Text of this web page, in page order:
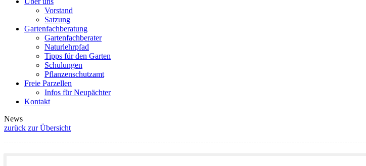
Vorstand
Satzung
Gartenfachberatung
Gartenfachberater
Naturlehrpfad
Tipps für den Garten
Schulungen
Pflanzenschutzamt
Freie Parzellen
Infos für Neupächter
Kontakt
News
zurück zur Übersicht